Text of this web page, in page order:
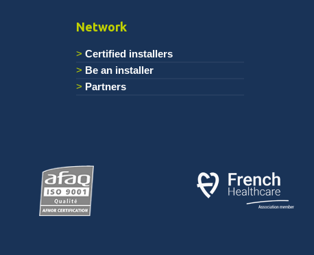
Network
Certified installers
Be an installer
Partners